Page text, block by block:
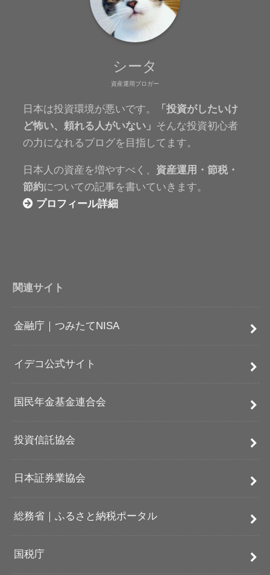
シータ
資産運用ブロガー
日本は投資環境が悪いです。
「投資がしたいけ
ど怖い、頼れる人がいない」 そんな投資初心者
の力になれるブログを目指してます。
日本人の資産を増やすべく、 資産運用・節税・
節約についての記事を書いていきます。
プロフィール詳細
関連サイト
金融庁｜つみたてNISA
イデコ公式サイト
国民年金基金連合会
投資信託協会
日本証券業協会
総務省｜ふるさと納税ポータル
国税庁